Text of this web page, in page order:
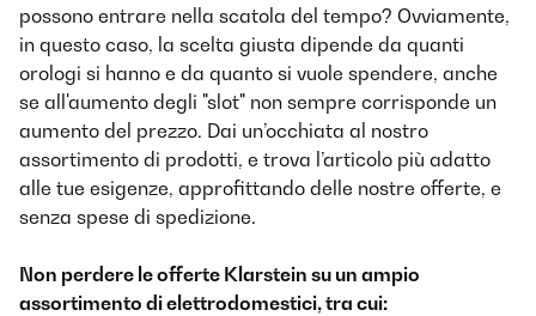
possono entrare nella scatola del tempo? Ovviamente,
in questo caso, la scelta giusta dipende da quanti
orologi si hanno e da quanto si vuole spendere, anche
se all'aumento degli "slot" non sempre corrisponde un
aumento del prezzo. Dai un’occhiata al nostro
assortimento di prodotti, e trova l’articolo più adatto
alle tue esigenze, approfittando delle nostre offerte, e
senza spese di spedizione.
Non perdere le offerte Klarstein su un ampio
assortimento di elettrodomestici, tra cui: